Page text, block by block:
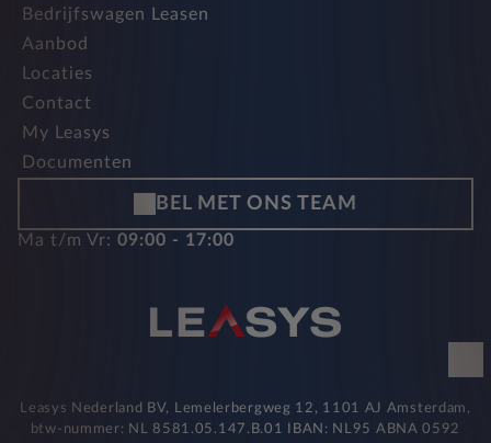
Bedrijfswagen Leasen
Aanbod
Locaties
Contact
My Leasys
Documenten
BEL MET ONS TEAM
Ma t/m Vr: 09:00 - 17:00
Leasys Nederland BV, Lemelerbergweg 12, 1101 AJ Amsterdam,
btw-nummer: NL 8581.05.147.B.01 IBAN: NL95 ABNA 0592